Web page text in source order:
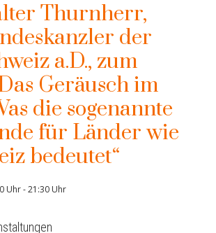
Thurnherr,
der
a.D., zum
Geräusch im
die sogenannte
für Länder wie
bedeutet“
Uhr-21:30 Uhr